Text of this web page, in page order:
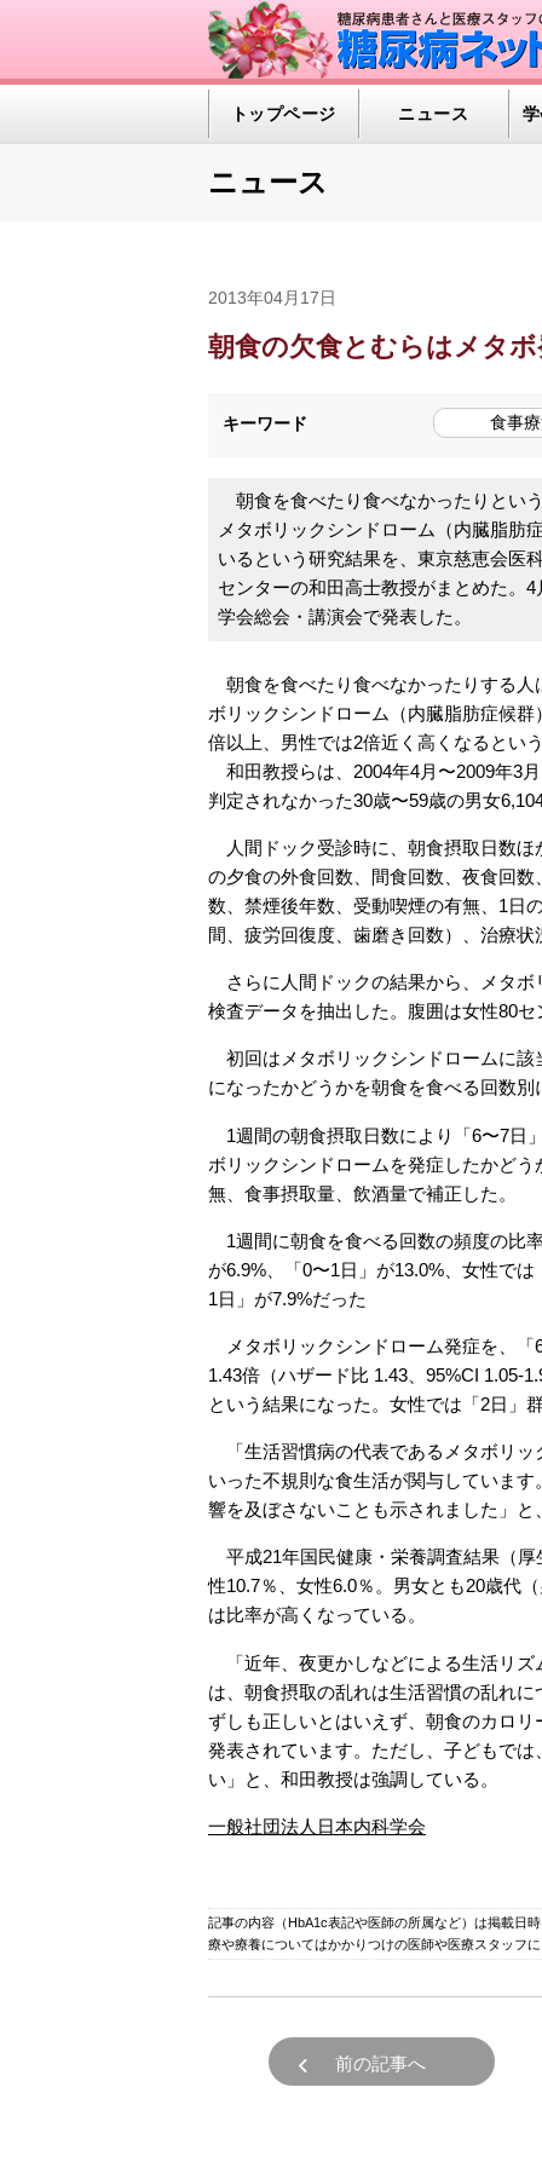
トップページ ニュース
ニュース
2013年04月17日
朝食の欠食とむらはメタ
キーワード 食事
朝食を食べたり食べなかったりとい
メタボリックシンドローム（内臓脂肪
いるという研究結果を、東京慈恵会医
センターの和田高士教授がまとめた。
学会総会・講演会で発表した。
朝食を食べたり食べなかったりする人
ボリックシンドローム（内臓脂肪症候
倍以上、男性では2倍近く高くなるという
和田教授らは、2004年4月〜2009年3
判定されなかった30歳〜59歳の男女
人間ドック受診時に、朝食摂取日数ほ
の夕食の外食回数、間食回数、夜食回
数、禁煙後年数、受動喫煙の有無、1日
間、疲労回復度、歯磨き回数）、治療状
さらに人間ドックの結果から、メタボ
検査データを抽出した。腹囲は女性80セ
初回はメタボリックシンドロームに該
になったかどうかを朝食を食べる回数別
1週間の朝食摂取日数により「6〜7日
ボリックシンドロームを発症したかど
無、食事摂取量、飲酒量で補正した。
1週間に朝食を食べる回数の頻度の比
が6.9%、「0〜1日」が13.0%、女性で
1日」が7.9%だった
メタボリックシンドローム発症を、「
1.43倍（ハザード比 1.43、95%CI 1.05-
という結果になった。女性では「2日」
「生活習慣病の代表であるメタボリッ
いった不規則な食生活が関与していま
響を及ぼさないことも示されました」と
平成21年国民健康・栄養調査結果（厚
性10.7％、女性6.0％。男女とも20歳代
は比率が高くなっている。
「近年、夜更かしなどによる生活リズ
は、朝食摂取の乱れは生活習慣の乱れ
ずしも正しいとはいえず、朝食のカロ
発表されています。ただし、子どもで
い」と、和田教授は強調している。
一般社団法人日本内科学会
記事の内容（HbA1c表記や医師の所属など）は掲載日
療や療養についてはかかりつけの医師や医療スタッフ
前の記事へ